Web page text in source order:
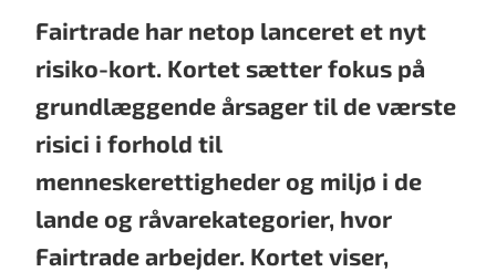
Fairtrade har netop lanceret et nyt
risiko-kort. Kortet sætter fokus på
grundlæggende årsager til de værste
risici i forhold til
menneskerettigheder og miljø i de
lande og råvarekategorier, hvor
Fairtrade arbejder. Kortet viser,